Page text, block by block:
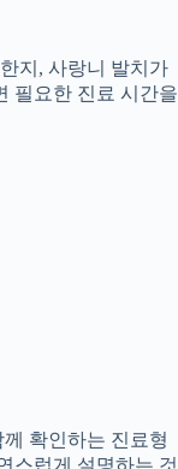
지, 사랑니 발치가
필요한 진료 시간을
확인하는 진료형